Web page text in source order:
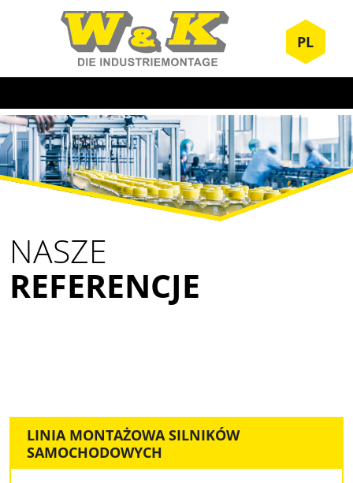
PL
NASZE
REFERENCJE
LINIA MONTAŻOWA SILNIKÓW
SAMOCHODOWYCH